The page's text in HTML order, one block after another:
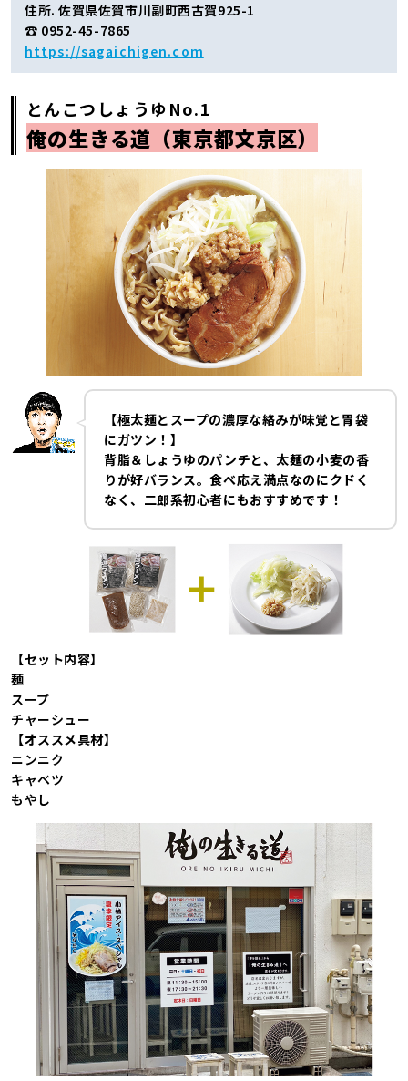
住所. 佐賀県佐賀市川副町西古賀925-1
☎ 0952-45-7865
https://sagaichigen.com
とんこつしょうゆNo.1
俺の生きる道（東京都文京区）
【極太麺とスープの濃厚な絡みが味覚と胃袋
にガツン！】
背脂＆しょうゆのパンチと、太麺の小麦の香
りが好バランス。食べ応え満点なのにクドく
なく、二郎系初心者にもおすすめです！
【セット内容】
麺
スープ
チャーシュー
【オススメ具材】
ニンニク
キャベツ
もやし